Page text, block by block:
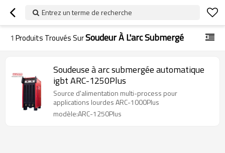
Entrez un terme de recherche
1 Produits Trouvés SurSoudeur À L'arc Submergé
Soudeuse à arc submergée automatique
igbt ARC-1250Plus
Source d'alimentation multi-process pour
applications lourdes ARC-1000Plus
modèle:ARC-1250Plus